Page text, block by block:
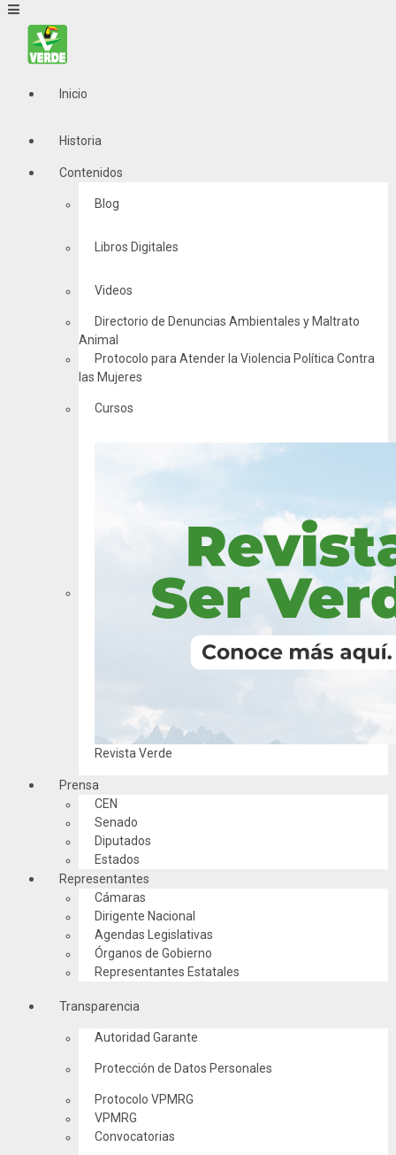
Inicio
Historia
Contenidos
Blog
Libros Digitales
Videos
Directorio de Denuncias Ambientales y Maltrato
Animal
Protocolo para Atender la Violencia Política Contra
las Mujeres
Cursos
Revista Verde
Prensa
CEN
Senado
Diputados
Estados
Representantes
Cámaras
Dirigente Nacional
Agendas Legislativas
Órganos de Gobierno
Representantes Estatales
Transparencia
Autoridad Garante
Protección de Datos Personales
Protocolo VPMRG
VPMRG
Convocatorias